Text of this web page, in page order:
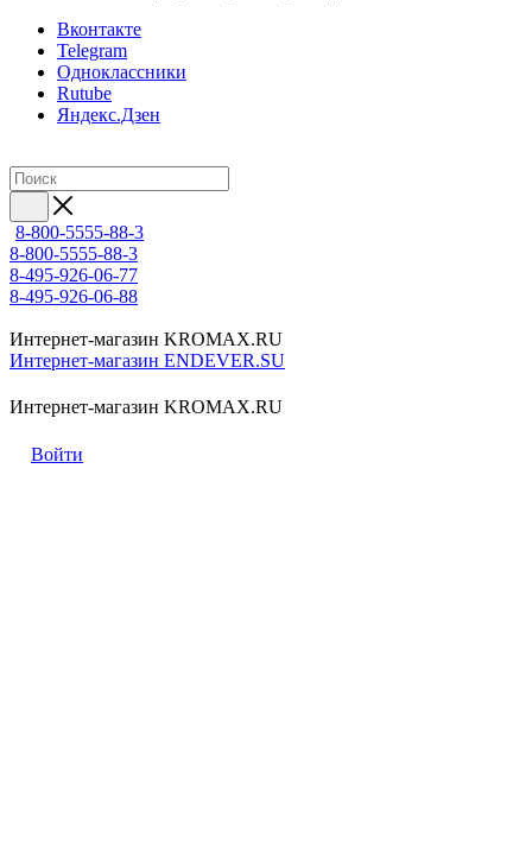
Вконтакте
Telegram
Одноклассники
Rutube
Яндекс.Дзен
8-800-5555-88-3
8-800-5555-88-3
8-495-926-06-77
8-495-926-06-88
Интернет-магазин KROMAX.RU
Интернет-магазин ENDEVER.SU
Интернет-магазин KROMAX.RU
Войти